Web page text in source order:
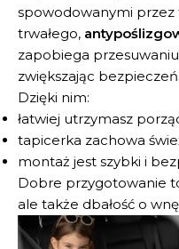
spowodowanymi przez
trwałego,
zapobiega
zwiększając
Dzięki nim:
łatwiej utrzymasz
tapicerka zachowa
montaż jest szybki i
Dobre przygotowanie
ale także dbałość o